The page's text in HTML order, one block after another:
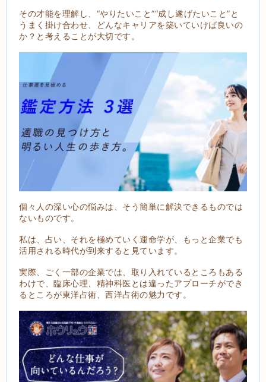
その才能を理解し、“やりたいこと”“成し遂げたいこと”と
うまく掛け合わせ、どんなキャリアを築いていけば良いの
か？と考えることが大切です。
個々人の深い心の悩みは、そう簡単に解決できるものでは
ないものです。
私は、占い、それを極めていく運命学が、もっと企業でも
活用される時代が到来すると見ています。
実際、ごく一部の企業では、取り入れているところもある
わけで、臨床心理、精神科医とは違ったアプローチができ
るところが東洋占術、西洋占術の魅力です。